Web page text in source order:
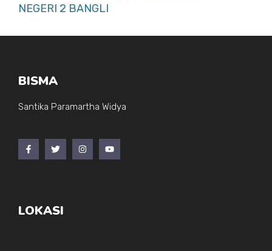
NEGERI 2 BANGLI
BISMA
Santika Paramartha Widya
LOKASI